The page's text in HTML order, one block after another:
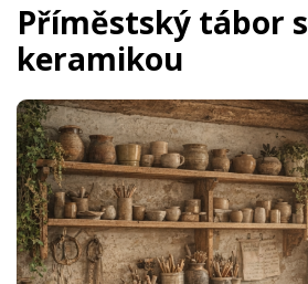
Příměstský tábor s
keramikou